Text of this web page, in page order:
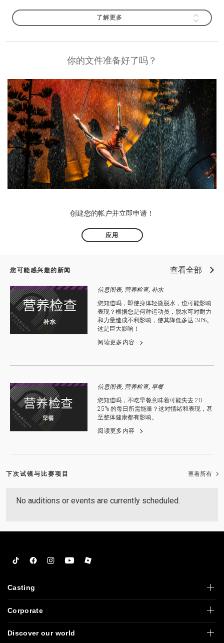
了解更多
你的文件准备好了吗？
创建您的帐户并立即申请！
应用
您可能感兴趣的新闻 查看全部
信息图表, 营养检查, 补水
您知道吗，即使身体轻微脱水，也可能影响
表现？根据您是何种运动员，脱水可对耐力
和力量造成不利影响，使其降低多达 30%。
这是巨大影响！
阅读更多内容
信息图表, 营养检查, 早餐
您知道吗，不吃早餐意味着可能失去 20-
25% 的每日所需能量？这对情绪和表现，甚
至整体健康都有影响。
阅读更多内容
下次试镜与比赛项目 查看所有
No auditions or events are currently scheduled.
TiktokFacebookInstagram
YouTubeRoblox
Casting
Corporate
Discover our world